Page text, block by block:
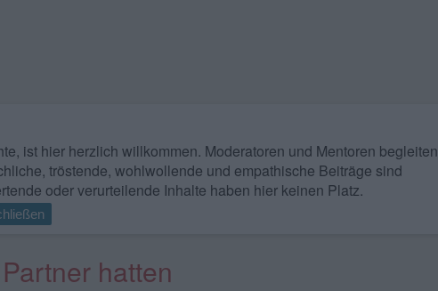
ist hier herzlich willkommen. Moderatoren und Mentoren begleiten
tröstende, wohlwollende und empathische Beiträge sind
oder verurteilende Inhalte haben hier keinen Platz.
hatten